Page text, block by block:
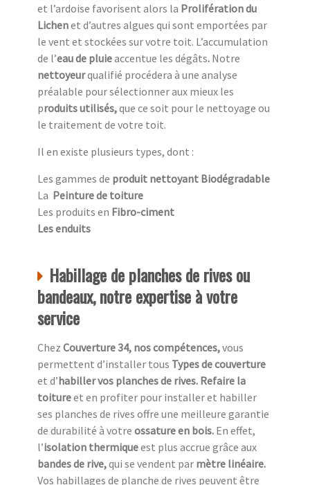
et l’ardoise favorisent alors la Prolifération du
Lichenet d’autres algues qui sont emportées par
le vent et stockées sur votre toit. L’accumulation
de l’eau de pluieaccentue les dégâts. Notre
nettoyeurqualifié procédera à une analyse
préalable pour sélectionner aux mieux les
produits utilisés,que ce soit pour le nettoyage ou
le traitement de votre toit.
Il en existe plusieurs types, dont :
Les gammes de produit nettoyant Biodégradable
La Peinture de toiture
Les produits en Fibro-ciment
Les enduits
Habillage de planches de rives ou
bandeaux, notre expertise à votre
service
Chez Couverture 34, nos compétences,vous
permettent d’installer tous Types de couverture
et d’habiller vos planches de rives. Refaire la
toitureet en profiter pour installer et habiller
ses planches de rives offre une meilleure garantie
de durabilité à votre ossature en bois. En effet,
l’isolation thermiqueest plus accrue grâce aux
bandes de rive,qui se vendent par mètre linéaire.
Vos habillages de planche de rives peuvent être